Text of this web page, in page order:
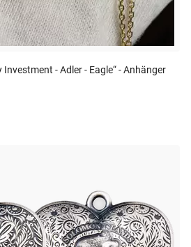
- Adler - Eagle“ - Anhänger